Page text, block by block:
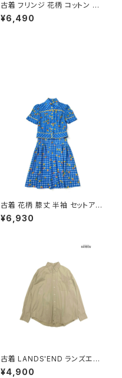
古着 フリンジ 花柄 コットン ロ
ング丈 スカート 紺 (btu26030
13)
¥6,490
古着 花柄 膝丈 半袖 セットアッ
プ 青 (oa2607082)
¥6,930
古着 LANDS'END ランズエン
ド 前開き 無地 コットン100％
¥4,900